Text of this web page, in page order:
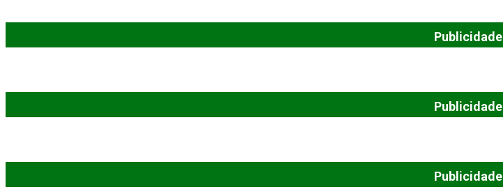
Publicidade
Publicidade
Publicidade